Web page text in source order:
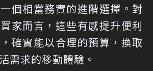
個相當務實的進階選擇。對
家而言，這些有感提升便利
確實能以合理的預算，換取
需求的移動體驗。